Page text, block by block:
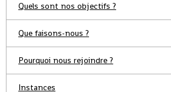
Quels sont nos objectifs ?
Que faisons-nous ?
Pourquoi nous rejoindre ?
Instances